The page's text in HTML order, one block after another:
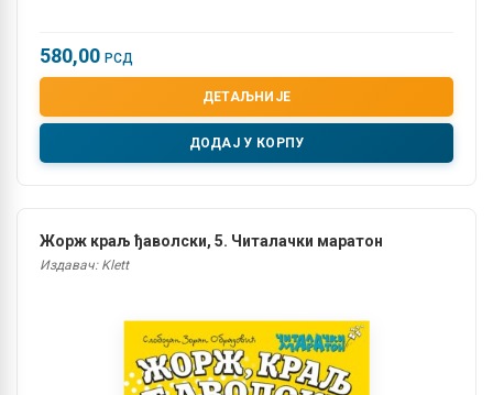
580,00 РСД
ДЕТАЉНИЈЕ
ДОДАЈ У КОРПУ
Жорж краљ ђаволски, 5. Читалачки маратон
Издавач: Klett